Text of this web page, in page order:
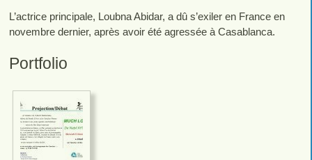
L’actrice principale, Loubna Abidar, a dû s’exiler en France en
novembre dernier, après avoir été agressée à Casablanca.
Portfolio